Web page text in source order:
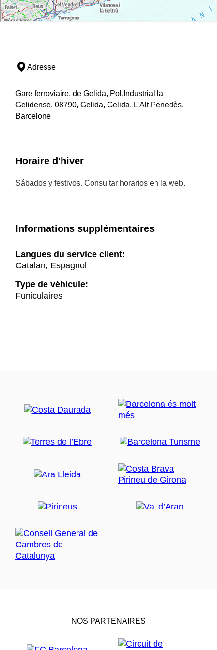
Adresse
Gare ferroviaire, de Gelida, Pol.Industrial la
Gelidense, 08790, Gelida, Gelida, L'Alt Penedès,
Barcelone
Horaire d'hiver
Sábados y festivos. Consultar horarios en la web.
Informations supplémentaires
Langues du service client:
Catalan, Espagnol
Type de véhicule:
Funiculaires
NOS PARTENAIRES